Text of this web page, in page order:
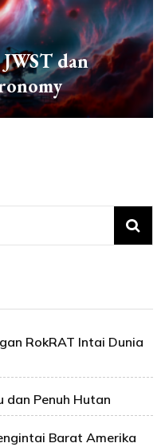
dan
RokRAT Intai Dunia
dan Penuh Hutan
Barat Amerika